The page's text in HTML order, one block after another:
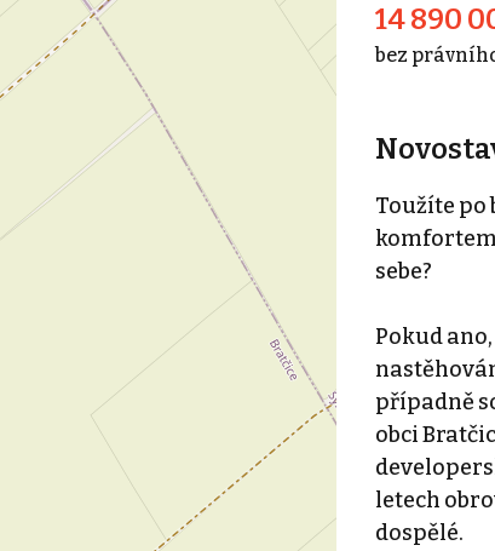
14 890
bez
Toužíte po
komfortem
sebe?
Pokud
případně
obci
letech
dospělé.